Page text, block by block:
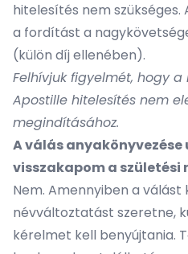
hitelesítés nem
a fordítást a
(külön díj ellenében).
Felhívjuk figyelmét, hogy
Apostille hitelesítés nem
megindításához.
A válás
visszakapom a születési
Nem. Amennyiben a válást
névváltoztatást szeretne,
kérelmet kell benyújtania.